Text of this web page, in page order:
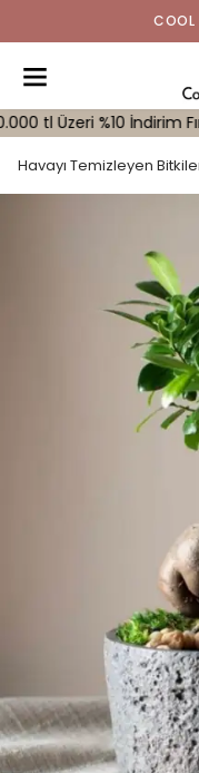
COOL
%10 İndirim Fırsatı
Havayı Temizleyen